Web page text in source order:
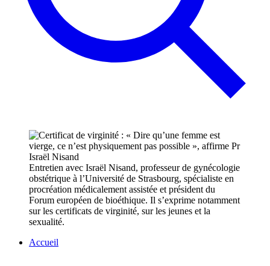
Entretien avec Israël Nisand, professeur de gynécologie
obstétrique à l’Université de Strasbourg, spécialiste en
procréation médicalement assistée et président du
Forum européen de bioéthique. Il s’exprime notamment
sur les certificats de virginité, sur les jeunes et la
sexualité.
Accueil